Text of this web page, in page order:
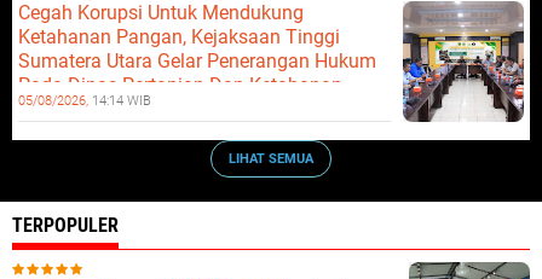
Cegah Korupsi Untuk Mendukung
Ketahanan Pangan, Kejaksaan Tinggi
Sumatera Utara Gelar Penerangan Hukum
Pada Dinas Pertanian Dan Ketahanan
Pangan
05/08/2026, 14:14 WIB
LIHAT SEMUA
TERPOPULER